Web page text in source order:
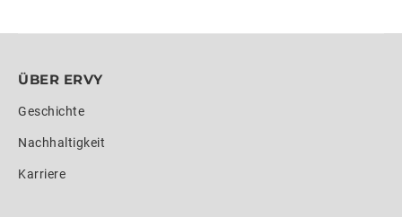
ÜBER ERVY
Geschichte
Nachhaltigkeit
Karriere